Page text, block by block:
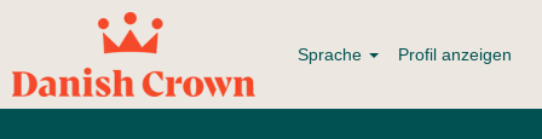
Sprache Profil anzeigen